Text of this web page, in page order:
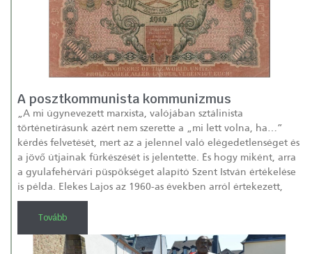
A posztkommunista kommunizmus
„A mi úgynevezett marxista, valójában sztálinista
történetírásunk azért nem szerette a „mi lett volna, ha…”
kérdés felvetését, mert az a jelennel való elégedetlenséget és
a jövő útjainak fürkészését is jelentette. És hogy miként, arra
a gyulafehérvári püspökséget alapító Szent István értékelése
is példa. Elekes Lajos az 1960-as években arról értekezett,
Tovább